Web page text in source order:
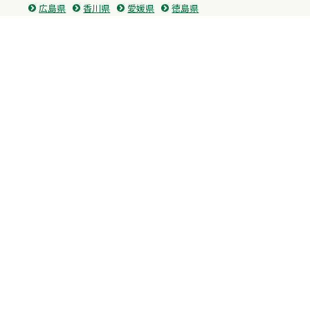
広島県 香川県 愛媛県 徳島県